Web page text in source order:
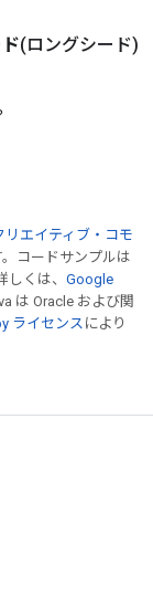
(ロングシード)
リエイティブ・コモ
コードサンプルは
くは、 Google
は Oracle および関
ライセンスにより